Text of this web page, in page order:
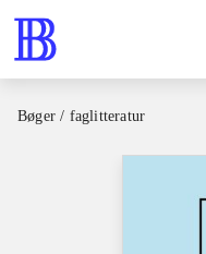
Bøger / faglitteratur